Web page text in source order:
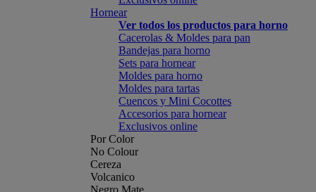
Hornear
Ver todos los productos para horno
Cacerolas & Moldes para pan
Bandejas para horno
Sets para hornear
Moldes para horno
Moldes para tartas
Cuencos y Mini Cocottes
Accesorios para hornear
Exclusivos online
Por Color
No Colour
Cereza
Volcanico
Negro Mate